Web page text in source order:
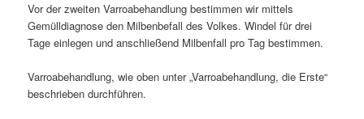
Vor der zweiten Varroabehandlung bestimmen wir mittels
Gemülldiagnose den Milbenbefall des Volkes. Windel für drei
Tage einlegen und anschließend Milbenfall pro Tag bestimmen.
Varroabehandlung, wie oben unter „Varroabehandlung, die Erste“
beschrieben durchführen.